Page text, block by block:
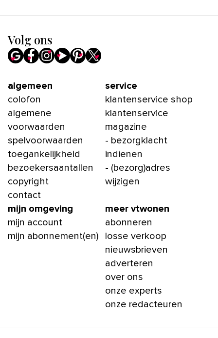
Volg ons
algemeen
colofon
algemene
voorwaarden
spelvoorwaarden
toegankelijkheid
bezoekersaantallen
copyright
contact
service
klantenservice shop
klantenservice
magazine
- bezorgklacht
indienen
- (bezorg)adres
wijzigen
mijn omgeving
mijn account
mijn abonnement(en)
meer vtwonen
abonneren
losse verkoop
nieuwsbrieven
adverteren
over ons
onze experts
onze redacteuren